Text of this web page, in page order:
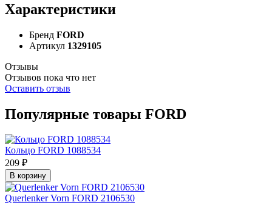
Характеристики
Бренд FORD
Артикул 1329105
Отзывы
Отзывов пока что нет
Оставить отзыв
Популярные товары FORD
Кольцо FORD 1088534
209 ₽
В корзину
Querlenker Vorn FORD 2106530